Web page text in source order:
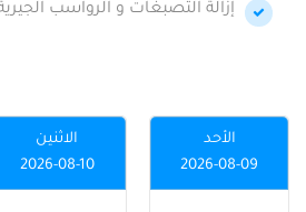
إزالة التصبغات و الرواسب
الأحد
2026-08-09
الاثنين
2026-08-10